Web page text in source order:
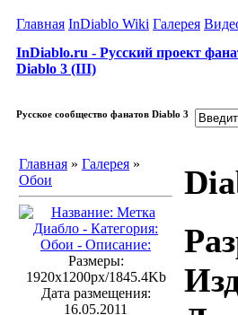
Главная InDiablo Wiki Галерея
InDiablo.ru - Русский проект
Diablo 3 (III)
Русское сообщество фанатов Diablo 3
Главная » Галерея »
Обои
Размеры:
1920x1200px/1845.4Kb
Дата размещения:
16.05.2011